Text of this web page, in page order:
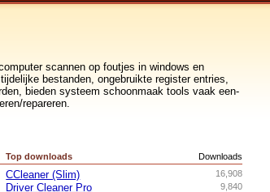
scannen op foutjes in windows en
bestanden, ongebruikte register entries,
bieden systeem schoonmaak tools vaak een-
repareren.
Downloads
Top downloads
16,908
CCleaner (Slim)
9,840
Driver Cleaner Pro